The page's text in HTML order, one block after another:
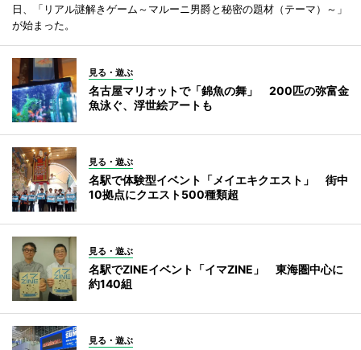
日、「リアル謎解きゲーム～マルーニ男爵と秘密の題材（テーマ）～」
が始まった。
見る・遊ぶ
名古屋マリオットで「錦魚の舞」 200匹の弥富金
魚泳ぐ、浮世絵アートも
見る・遊ぶ
名駅で体験型イベント「メイエキクエスト」 街中
10拠点にクエスト500種類超
見る・遊ぶ
名駅でZINEイベント「イマZINE」 東海圏中心に
約140組
見る・遊ぶ